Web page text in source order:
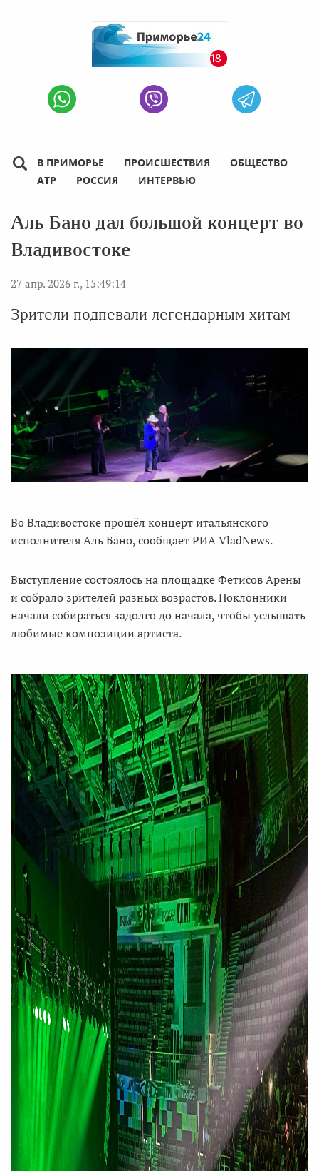
В ПРИМОРЬЕ ПРОИСШЕСТВИЯ
ОБЩЕСТВО
АТР
РОССИЯ ИНТЕРВЬЮ
Аль Бано дал большой концерт во
Владивостоке
27 апр. 2026 г., 15:49:14
Зрители подпевали легендарным хитам
Во Владивостоке прошёл концерт итальянского
исполнителя Аль Бано, сообщает РИА VladNews.
Выступление состоялось на площадке Фетисов Арены
и собрало зрителей разных возрастов. Поклонники
начали собираться задолго до начала, чтобы услышать
любимые композиции артиста.